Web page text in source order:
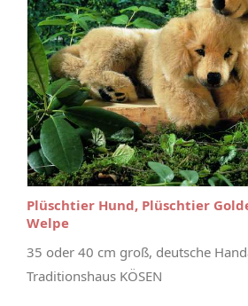
Plüschtier Hund, Plüschtier
Welpe
35 oder 40 cm groß, deutsche
Traditionshaus KÖSEN